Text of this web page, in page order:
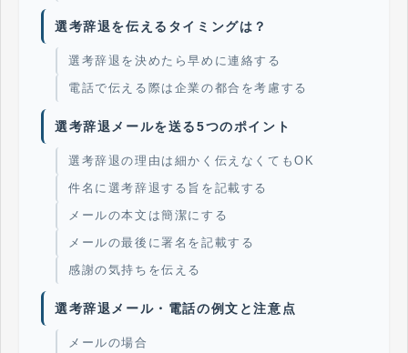
選考辞退を伝えるタイミングは？
選考辞退を決めたら早めに連絡する
電話で伝える際は企業の都合を考慮する
選考辞退メールを送る5つのポイント
選考辞退の理由は細かく伝えなくてもOK
件名に選考辞退する旨を記載する
メールの本文は簡潔にする
メールの最後に署名を記載する
感謝の気持ちを伝える
選考辞退メール・電話の例文と注意点
メールの場合